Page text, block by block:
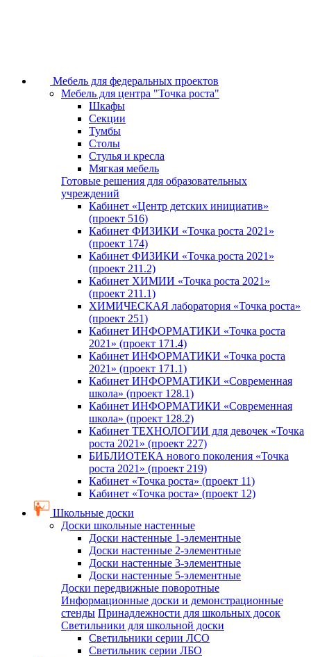
Мебель для федеральных проектов
Мебель для центра "Точка роста"
Шкафы
Секции
Тумбы
Столы
Стулья и кресла
Мягкая мебель
Готовые решения для образовательных
учреждений
Кабинет «Центр детских инициатив»
(проект 516)
Кабинет ФИЗИКИ «Точка роста 2021»
(проект 174)
Кабинет ФИЗИКИ «Точка роста 2021»
(проект 211.2)
Кабинет ХИМИИ «Точка роста 2021»
(проект 211.1)
ХИМИЧЕСКАЯ лаборатория «Точка роста»
(проект 251)
Кабинет ИНФОРМАТИКИ «Точка роста
2021» (проект 171.4)
Кабинет ИНФОРМАТИКИ «Точка роста
2021» (проект 171.1)
Кабинет ИНФОРМАТИКИ «Современная
школа» (проект 128.1)
Кабинет ИНФОРМАТИКИ «Современная
школа» (проект 128.2)
Кабинет ТЕХНОЛОГИИ для девочек «Точка
роста 2021» (проект 227)
БИБЛИОТЕКА нового поколения «Точка
роста 2021» (проект 219)
Кабинет «Точка роста» (проект 11)
Кабинет «Точка роста» (проект 12)
Школьные доски
Доски школьные настенные
Доски настенные 1-элементные
Доски настенные 2-элементные
Доски настенные 3-элементные
Доски настенные 5-элементные
Доски передвижные поворотные
Информационные доски и демонстрационные
стенды Принадлежности для школьных досок
Светильники для школьной доски
Светильники серии ЛСО
Светильник серии ЛБО